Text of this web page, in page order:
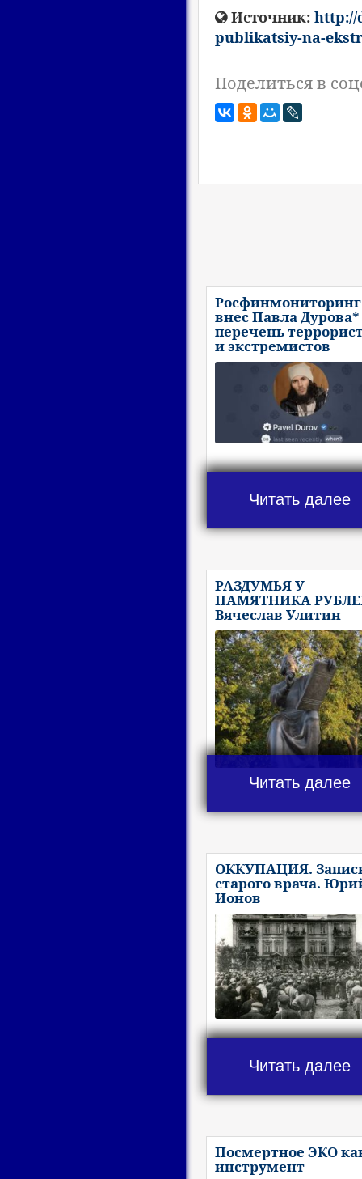
Источник: http://
publikatsiy-na-
Поделиться в
Росфинмониторинг
внес Павла
перечень
и экстремистов
Читать далее
РАЗДУМЬЯ У
ПАМЯТНИКА
Вячеслав Улитин
Читать далее
ОККУПАЦИЯ.
старого врача.
Ионов
Читать далее
Посмертное ЭКО
инструмент